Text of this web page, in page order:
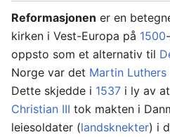
Reformasjonen er en
kirken i Vest-Europa på 1500
oppsto som et alternativ til
Norge var det Martin Luthers
Dette skjedde i 1537 i ly av
Christian III tok makten i
leiesoldater (landsknekter) i